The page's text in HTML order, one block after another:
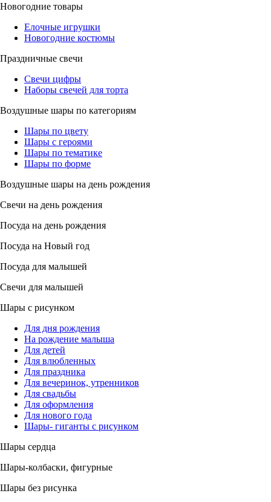
Новогодние товары
Елочные игрушки
Новогодние костюмы
Праздничные свечи
Свечи цифры
Наборы свечей для торта
Воздушные шары по категориям
Шары по цвету
Шары с героями
Шары по тематике
Шары по форме
Воздушные шары на день рождения
Свечи на день рождения
Посуда на день рождения
Посуда на Новый год
Посуда для малышей
Свечи для малышей
Шары с рисунком
Для дня рождения
На рождение малыша
Для детей
Для влюбленных
Для праздника
Для вечеринок, утренников
Для свадьбы
Для оформления
Для нового года
Шары- гиганты с рисунком
Шары сердца
Шары-колбаски, фигурные
Шары без рисунка